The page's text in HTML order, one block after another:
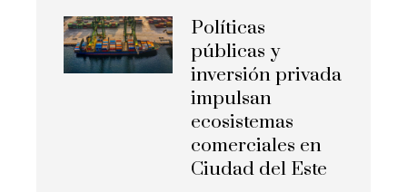
Políticas
públicas y
inversión privada
impulsan
ecosistemas
comerciales en
Ciudad del Este